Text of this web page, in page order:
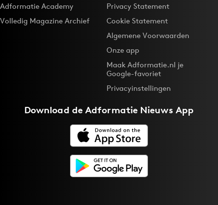
Adformatie Academy
Volledig Magazine Archief
Privacy Statement
Cookie Statement
Algemene Voorwaarden
Onze app
Maak Adformatie.nl je
Google-favoriet
Privacyinstellingen
Download deAdformatie Nieuws App